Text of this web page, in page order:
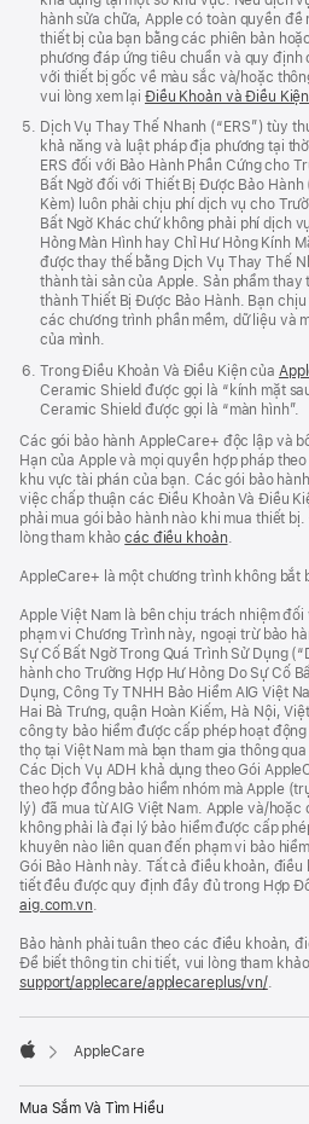
hành sửa chữa, Apple có toàn quyền
thiết bị của bạn bằng các phiên bản
phương đáp ứng tiêu chuẩn và quy
với thiết bị gốc về màu sắc và/hoặc
vui lòng xem lại Điều Khoản và Điều Kiện
Dịch Vụ Thay Thế Nhanh (“ERS”) tùy
khả năng và luật pháp địa phương tại
ERS đối với Bảo Hành Phần Cứng cho
Bất Ngờ đối với Thiết Bị Được Bảo
Kèm) luôn phải chịu phí dịch vụ cho
Bất Ngờ Khác chứ không phải phí dịch
Hỏng Màn Hình hay Chỉ Hư Hỏng Kính
được thay thế bằng Dịch Vụ Thay Thế
thành tài sản của Apple. Sản phẩm
thành Thiết Bị Được Bảo Hành. Bạn
các chương trình phần mềm, dữ liệu và
của mình.
Trong Điều Khoản Và Điều Kiện của
Ceramic Shield được gọi là “kính mặt
Ceramic Shield được gọi là “màn hình”.
Các gói bảo hành AppleCare+ độc lập và
Hạn của Apple và mọi quyền hợp pháp
khu vực tài phán của bạn. Các gói bảo
việc chấp thuận các Điều Khoản Và Điều
phải mua gói bảo hành nào khi mua thiết
lòng tham khảocác điều khoản
AppleCare+ là một chương trình không bắt
Apple Việt Nam là bên chịu trách nhiệm
phạm vi Chương Trình này, ngoại trừ bảo
Sự Cố Bất Ngờ Trong Quá Trình Sử Dụng
hành cho Trường Hợp Hư Hỏng Do Sự Cố
Dụng, Công Ty TNHH Bảo Hiểm AIG Việt
Hai Bà Trưng, quận Hoàn Kiếm, Hà Nội,
công ty bảo hiểm được cấp phép hoạt
thọ tại Việt Nam mà bạn tham gia thông
Các Dịch Vụ ADH khả dụng theo Gói
theo hợp đồng bảo hiểm nhóm mà Apple
lý) đã mua từ AIG Việt Nam. Apple và/
không phải là đại lý bảo hiểm được cấp
khuyên nào liên quan đến phạm vi bảo
Gói Bảo Hành này. Tất cả điều khoản,
tiết đều được quy định đầy đủ trong Hợp
aig.com.vn
Bảo hành phải tuân theo các điều khoản,
Để biết thông tin chi tiết, vui lòng tham
support/applecare/applecareplus/vn/.

AppleCare
Mua Sắm Và Tìm Hiểu